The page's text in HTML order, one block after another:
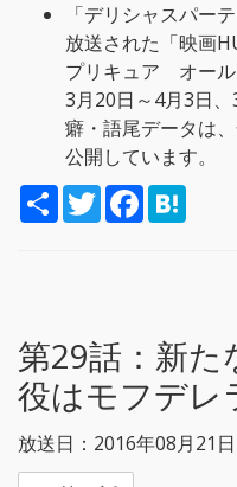
「デリシャスパー
放送された「映画
プリキュア オール
3月20日～4月3日
癖・語尾データは
公開しています。
S
h
T
w
F
a
第29話： 新た
役はモフデレ
放送日：2016年08月21日